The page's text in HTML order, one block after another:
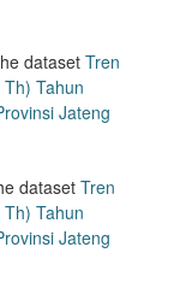
datasetTren
Tahun
Jateng
dataset Tren
Tahun
Jateng